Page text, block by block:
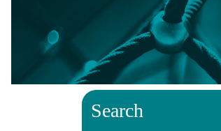
Search